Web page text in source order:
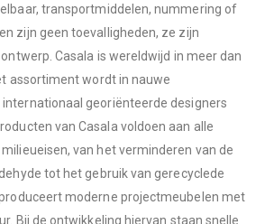
transportmiddelen, nummering of
zijn geen toevalligheden, ze zijn
Casala is wereldwijd in meer dan
assortiment wordt in nauwe
georiënteerde designers
van Casala voldoen aan alle
van het verminderen van de
tot het gebruik van gerecyclede
moderne projectmeubelen met
Bij de ontwikkeling hiervan staan snelle